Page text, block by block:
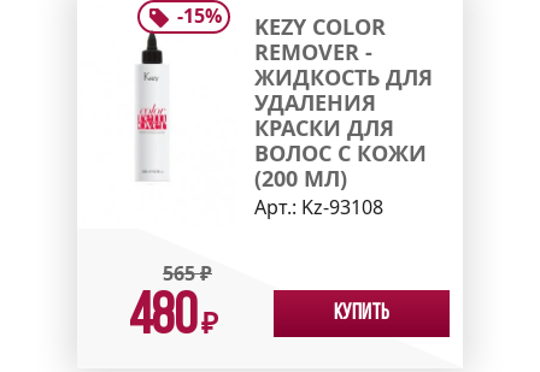
-15%
KEZY COLOR
REMOVER -
ЖИДКОСТЬ ДЛЯ
УДАЛЕНИЯ
КРАСКИ ДЛЯ
ВОЛОС С КОЖИ
(200 МЛ)
Арт.: Kz-93108
565₽
480₽ Купить